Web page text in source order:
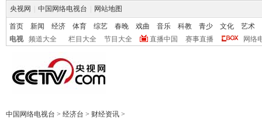
央视网 中国网络电视台 网站地图
首页 新闻 经济 体育 综艺 春晚 戏曲 音乐 科教 青少 文化
艺术
电视
频道大全 栏目大全 节目大全 直播中国 赛事直播 网络
中国网络电视台 > 经济台 > 财经资讯 >